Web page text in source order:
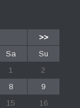
>>
Sa
Su
1
2
8
9
15
16